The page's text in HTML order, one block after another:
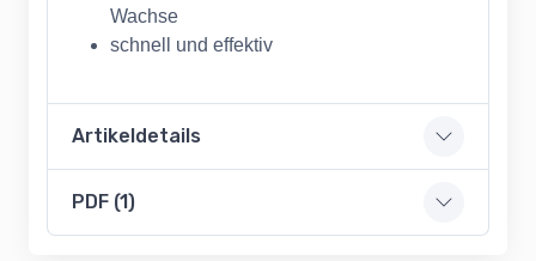
Wachse
schnell und effektiv
Artikeldetails
PDF (1)